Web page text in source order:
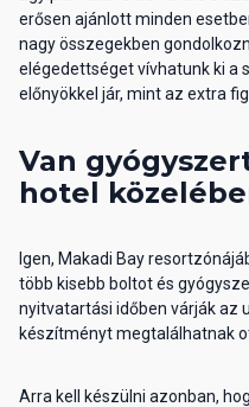
erősen ajánlott minden
nagy összegekben
elégedettséget vívhatunk ki a
előnyökkel jár, mint az extra
Van
hotel
Igen, Makadi Bay
több kisebb boltot és
nyitvatartási időben várják az
készítményt megtalálhatnak
Arra kell készülni azonban,